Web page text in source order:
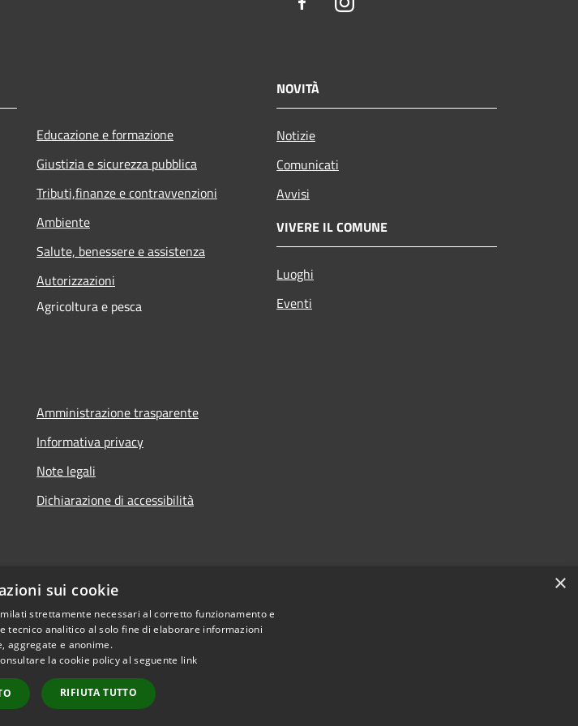
Educazione e formazione
Giustizia e sicurezza pubblica
Tributi,finanze e contravvenzioni
Ambiente
Salute, benessere e assistenza
Autorizzazioni
Agricoltura e pesca
NOVITÀ
Notizie
Comunicati
Avvisi
VIVERE IL COMUNE
Luoghi
Eventi
Amministrazione trasparente
Informativa privacy
Note legali
Dichiarazione di accessibilità
×
sui cookie
strettamente necessari al corretto funzionamento e
tecnico analitico al solo fine di elaborare informazioni
aggregate e anonime.
la cookie policy al seguente link
RIFIUTA TUTTO